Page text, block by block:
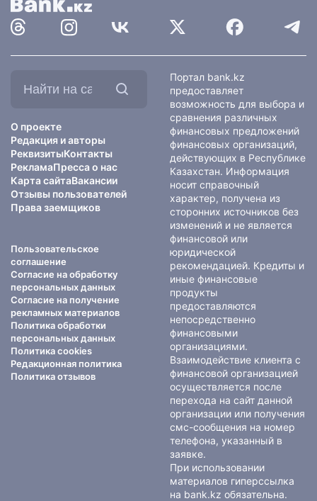
О проекте
Редакция и авторы
РеквизитыКонтакты
РекламаПресса о нас
Карта сайтаВакансии
Отзывы пользователей
Права заемщиков
Пользовательское
соглашение
Согласие на обработку
персональных данных
Согласие на получение
рекламных материалов
Политика обработки
персональных данных
Политика cookies
Редакционная политика
Политика отзывов
Портал bank.kz
предоставляет
возможность для выбора и
сравнения различных
финансовых предложений
финансовых организаций,
действующих в Республике
Казахстан. Информация
носит справочный
характер, получена из
сторонних источников без
изменений и не является
финансовой или
юридической
рекомендацией. Кредиты и
иные финансовые
продукты
предоставляются
непосредственно
финансовыми
организациями.
Взаимодействие клиента с
финансовой организацией
осуществляется после
перехода на сайт данной
организации или получения
смс-сообщения на номер
телефона, указанный в
заявке.
При использовании
материалов гиперссылка
на bank.kz обязательна.